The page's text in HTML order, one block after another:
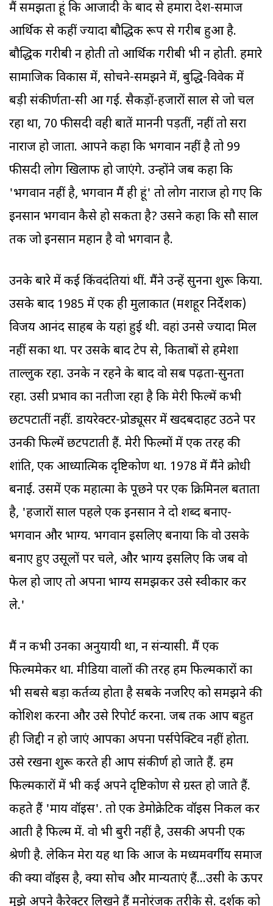
मैं समझता हूं कि आजादी के बाद से हमारा देश-समाज
आर्थिक से कहीं ज्यादा बौद्धिक रूप से गरीब हुआ है.
बौद्धिक गरीबी न होती तो आर्थिक गरीबी भी न होती. हमारे
सामाजिक विकास में, सोचने-समझने में, बुद्धि-विवेक में
बड़ी संकीर्णता-सी आ गई. सैकड़ों-हजारों साल से जो चल
रहा था, 70 फीसदी वही बातें माननी पड़तीं, नहीं तो दूसरा
नाराज हो जाता. आपने कहा कि भगवान नहीं है तो 99
फीसदी लोग खिलाफ हो जाएंगे. उन्होंने जब कहा कि
'भगवान नहीं है, भगवान मैं ही हूं' तो लोग नाराज हो गए कि
इनसान भगवान कैसे हो सकता है? उसने कहा कि सौ साल
तक जो इनसान महान है वो भगवान है.
उनके बारे में कई किंवदंतियां थीं. मैंने उन्हें सुनना शुरू किया.
उसके बाद 1985 में एक ही मुलाकात (मशहूर निर्देशक)
विजय आनंद साहब के यहां हुई थी. वहां उनसे ज्यादा मिल
नहीं सका था. पर उसके बाद टेप से, किताबों से हमेशा
ताल्लुक रहा. उनके न रहने के बाद वो सब पढ़ता-सुनता
रहा. उसी प्रभाव का नतीजा रहा है कि मेरी फिल्में कभी
छटपटातीं नहीं. डायरेक्टर-प्रोड्यूसर में खदबदाहट उठने पर
उनकी फिल्में छटपटाती हैं. मेरी फिल्मों में एक तरह की
शांति, एक आध्यात्मिक दृष्टिकोण था. 1978 में मैंने क्रोधी
बनाई. उसमें एक महात्मा के पूछने पर एक क्रिमिनल बताता
है, 'हजारों साल पहले एक इनसान ने दो शब्द बनाए-
भगवान और भाग्य. भगवान इसलिए बनाया कि वो उसके
बनाए हुए उसूलों पर चले, और भाग्य इसलिए कि जब वो
फेल हो जाए तो अपना भाग्य समझकर उसे स्वीकार कर
ले.'
मैं न कभी उनका अनुयायी था, न संन्यासी. मैं एक
फिल्ममेकर था. मीडिया वालों की तरह हम फिल्मकारों का
भी सबसे बड़ा कर्तव्य होता है सबके नजरिए को समझने की
कोशिश करना और उसे रिपोर्ट करना. जब तक आप बहुत
ही जिद्दी न हो जाएं आपका अपना पर्सपेक्टिव नहीं होता.
उसे रखना शुरू करते ही आप संकीर्ण हो जाते हैं. हम
फिल्मकारों में भी कई अपने दृष्टिकोण से ग्रस्त हो जाते हैं.
कहते हैं 'माय वॉइस'. तो एक डेमोक्रेटिक वॉइस निकल कर
आती है फिल्म में. वो भी बुरी नहीं है, उसकी अपनी एक
श्रेणी है. लेकिन मेरा यह था कि आज के मध्यमवर्गीय समाज
की क्या वॉइस है, क्या सोच और मान्यताएं हैं...उसी के ऊपर
मुझे अपने कैरेक्टर लिखने हैं मनोरंजक तरीके से. दर्शक को